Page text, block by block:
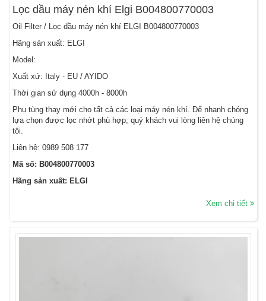
Lọc dầu máy nén khí Elgi B004800770003
Oil Filter / Lọc dầu máy nén khí ELGI B004800770003
Hãng sản xuất: ELGI
Model:
Xuất xứ: Italy - EU / AYIDO
Thời gian sử dụng 4000h - 8000h
Phụ tùng thay mới cho tất cả các loại máy nén khí. Để nhanh chóng
lựa chọn được lọc nhớt phù hợp; quý khách vui lòng liên hệ chúng
tôi.
Liên hệ: 0989 508 177
Mã số: B004800770003
Hãng sản xuất: ELGI
Xem chi tiết